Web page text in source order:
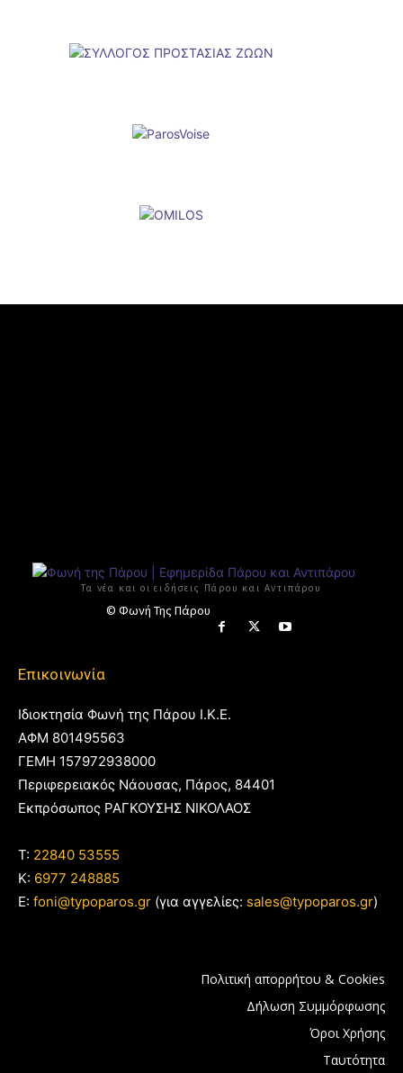
Τα νέα και οι ειδήσεις Πάρου και Αντιπάρου
© Φωνή Της Πάρου
Επικοινωνία
Ιδιοκτησία Φωνή της Πάρου Ι.Κ.Ε.
ΑΦΜ 801495563
ΓΕΜΗ 157972938000
Περιφερειακός Νάουσας, Πάρος, 84401
Εκπρόσωπος ΡΑΓΚΟΥΣΗΣ ΝΙΚΟΛΑΟΣ
T: 22840 53555
Κ: 6977 248885
E: foni@typoparos.gr (για αγγελίες: sales@typoparos.gr)
Πολιτική απορρήτου & Cookies
Δήλωση Συμμόρφωσης
Όροι Χρήσης
Ταυτότητα